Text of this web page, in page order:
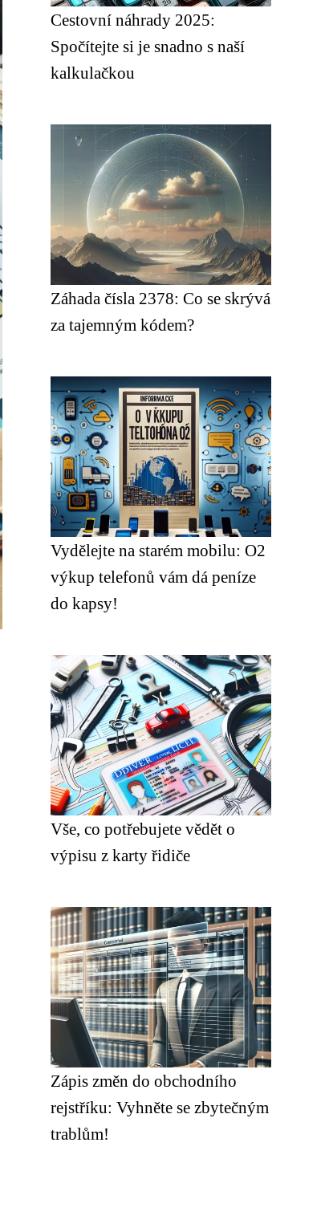
Cestovní náhrady 2025:
Spočítejte si je snadno s naší
kalkulačkou
Záhada čísla 2378: Co se skrývá
za tajemným kódem?
Vydělejte na starém mobilu: O2
výkup telefonů vám dá peníze
do kapsy!
Vše, co potřebujete vědět o
výpisu z karty řidiče
Zápis změn do obchodního
rejstříku: Vyhněte se zbytečným
trablům!